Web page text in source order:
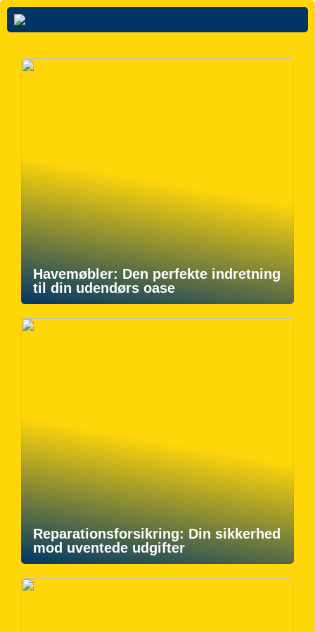
Havemøbler: Den perfekte indretning
til din udendørs oase
Reparationsforsikring: Din sikkerhed
mod uventede udgifter